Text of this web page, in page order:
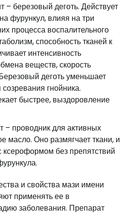
– березовый деготь. Действует
фурункул, влияя на три
процесса воспалительного
способность тканей к
интенсивность
веществ, скорость
деготь уменьшает
гнойника.
быстрее, выздоровление
– проводник для активных
масло. Оно размягчает ткани, и
ксероформом без препятствий
и свойства мази имени
применять ее в
заболевания. Препарат